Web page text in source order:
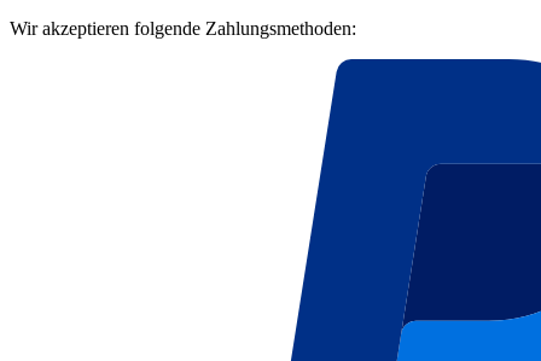
Wir akzeptieren folgende Zahlungsmethoden: